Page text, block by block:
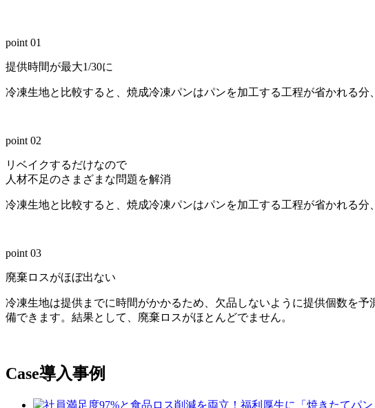
point 01
提供時間が最大1/30に
冷凍生地と比較すると、焼成冷凍パンはパンを加工する工程が省かれる分
point 02
リベイクするだけなので
人材不足のさまざまな問題を解消
冷凍生地と比較すると、焼成冷凍パンはパンを加工する工程が省かれる分
point 03
廃棄ロスがほぼ出ない
冷凍生地は提供までに時間がかかるため、欠品しないように提供個数を
備できます。結果として、廃棄ロスがほとんどでません。
Case導入事例